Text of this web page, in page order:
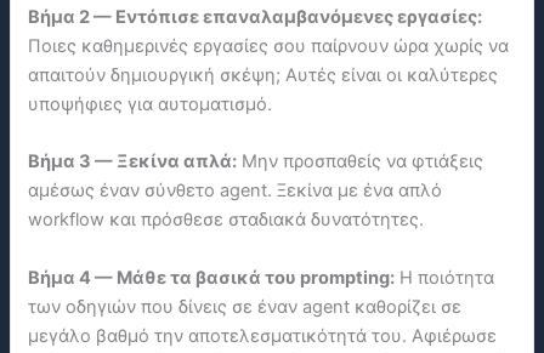
Βήμα 2 — Εντόπισε επαναλαμβανόμενες εργασίες:
Ποιες καθημερινές εργασίες σου παίρνουν ώρα χωρίς να
απαιτούν δημιουργική σκέψη; Αυτές είναι οι καλύτερες
υποψήφιες για αυτοματισμό.
Βήμα 3 — Ξεκίνα απλά: Μην προσπαθείς να φτιάξεις
αμέσως έναν σύνθετο agent. Ξεκίνα με ένα απλό
workflow και πρόσθεσε σταδιακά δυνατότητες.
Βήμα 4 — Μάθε τα βασικά του prompting: Η ποιότητα
των οδηγιών που δίνεις σε έναν agent καθορίζει σε
μεγάλο βαθμό την αποτελεσματικότητά του. Αφιέρωσε